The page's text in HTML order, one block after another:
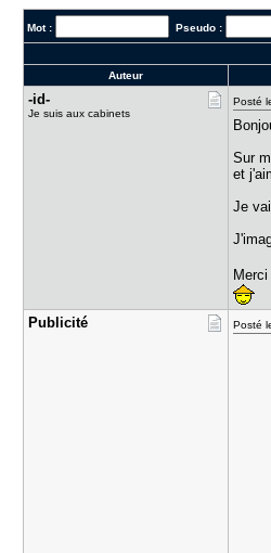
Mot : Pseudo :
Auteur
-id-
Je suis aux cabinets
Posté
Sur
et
Je
Publicité Posté